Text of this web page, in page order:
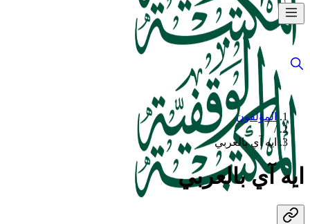
المؤلفون
/
ايه آي بالعربي
ايه آي بالعربي